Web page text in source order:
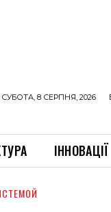
СУБОТА, 8 СЕРПНЯ, 2026
ІННОВАЦІЇ